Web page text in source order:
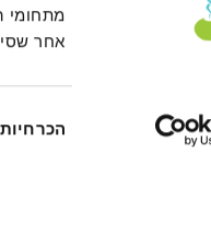
מתחומי
אחר
הסכמה
הכרחיות
– תכני האתר
– מבנה קבוע
– קיימת